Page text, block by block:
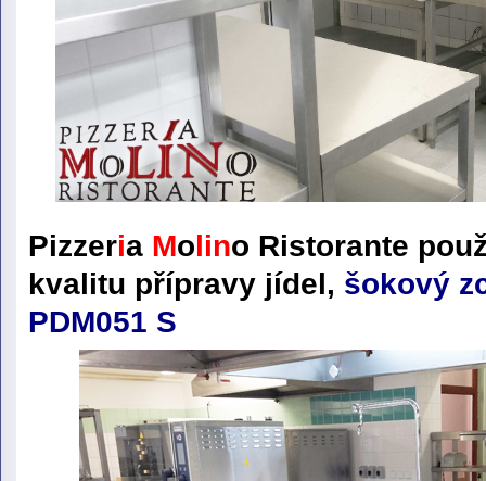
PizzeriaMolino Ristorante
kvalitu přípravy jídel, šokový
PDM051 S